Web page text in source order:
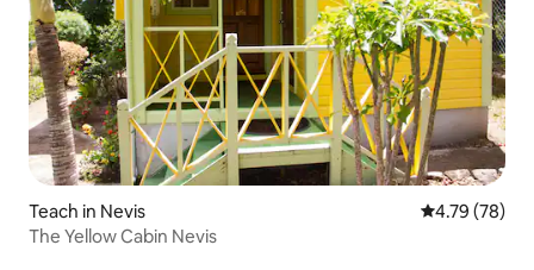
Teach in Nevis Meánrátáil
4.79 (78)
The Yellow Cabin Nevis